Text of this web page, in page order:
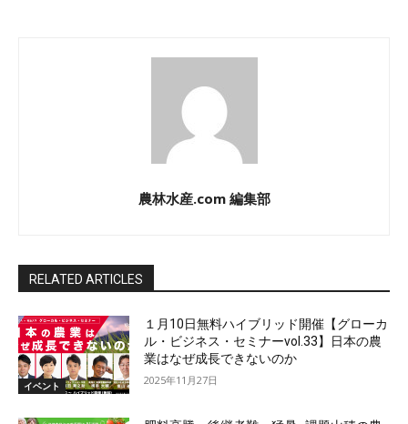
農林水産.com 編集部
RELATED ARTICLES
イベント
１月10日無料ハイブリッド開催【グローカ
ル・ビジネス・セミナーvol.33】日本の農
業はなぜ成長できないのか
2025年11月27日